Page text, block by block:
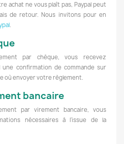
achat ne vous plaît pas, Paypal peut
de retour. Nous invitons pour en
.
par chèque, vous recevez
confirmation de commande sur
où envoyer votre règlement.
bancaire
par virement bancaire, vous
nécessaires à l'issue de la